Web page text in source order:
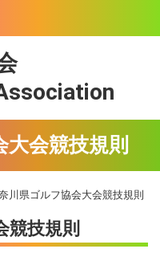
会競技規則
川県ゴルフ協会大会競技規則
競技規則